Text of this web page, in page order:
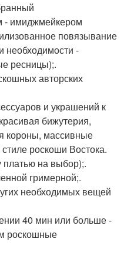
- имиджмейкером
повязывание
необходимости -
ресницы);.
авторских
и украшений к
бижутерия,
короны, массивные
роскоши Востока.
платью на выбор);.
гримерной;.
необходимых вещей
40 мин или больше -
роскошные